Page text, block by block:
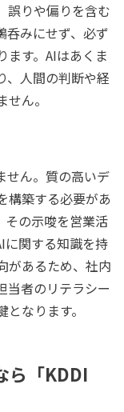
誤りや偏りを含む
呑みにせず、必ず
ます。AIはあくま
、人間の判断や経
ん。
せん。質の高いデ
構築する必要があ
その示唆を営業活
に関する知識を持
があるため、社内
当者のリテラシー
なります。
ら「KDDI